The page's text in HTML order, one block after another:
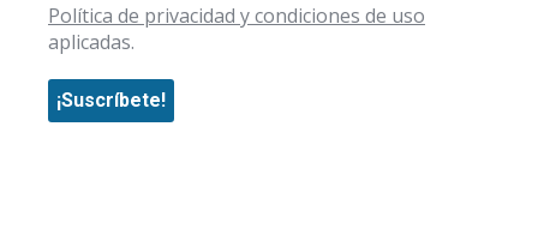
Política de privacidad y condiciones de uso
aplicadas.